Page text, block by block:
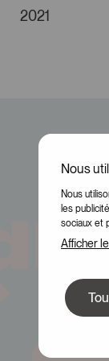
Nous
Nous
les
sociaux et
Afficher
2021